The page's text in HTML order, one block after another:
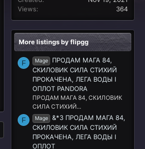
Views
364
More listings by flipgg
F Mage
ПРОДАМ МАГА 84,
СКИЛОВИК СИЛА СТИХИЙ
ПРОКАЧЕНА, ЛЕГА ВОДЫ I
ОПЛОТ PANDORA
ПРОДАМ МАГА 84, СКИЛОВИК
СИЛА СТИХИЙ...
F Mage
&*3 ПРОДАМ МАГА 84,
СКИЛОВИК СИЛА СТИХИЙ
ПРОКАЧЕНА, ЛЕГА ВОДЫ I
ОПЛОТ